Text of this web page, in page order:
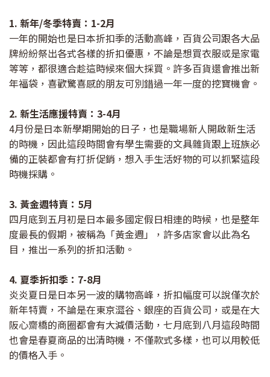
1. 新年/冬季特賣：1-2月
一年的開始也是日本折扣季的活動高峰，百貨公司跟各大品
牌紛紛祭出各式各樣的折扣優惠，不論是想買衣服或是家電
等等，都很適合趁這時候來個大採買。許多百貨還會推出新
年福袋，喜歡驚喜感的朋友可別錯過一年一度的挖寶機會。
2. 新生活應援特賣：3-4月
4月份是日本新學期開始的日子，也是職場新人開啟新生活
的時機，因此這段時間會有學生需要的文具雜貨跟上班族必
備的正裝都會有打折促銷，想入手生活好物的可以抓緊這段
時機採購。
3. 黃金週特賣：5月
四月底到五月初是日本最多國定假日相連的時候，也是整年
度最長的假期，被稱為「黃金週」，許多店家會以此為名
目，推出一系列的折扣活動。
4. 夏季折扣季：7-8月
炎炎夏日是日本另一波的購物高峰，折扣幅度可以說僅次於
新年特賣，不論是在東京澀谷、銀座的百貨公司，或是在大
阪心齋橋的商圈都會有大減價活動，七月底到八月這段時間
也會是春夏商品的出清時機，不僅款式多樣，也可以用較低
的價格入手。